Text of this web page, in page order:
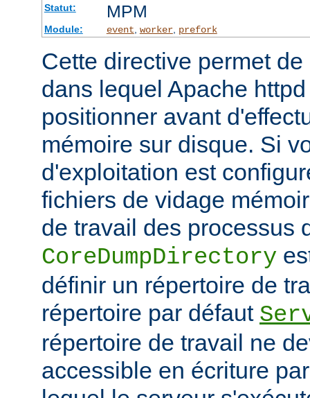
Statut: MPM
Module: event worker, prefork
Cette directive permet
dans lequel Apache
positionner avant
mémoire sur disque. Si
d'exploitation est
fichiers de vidage
de travail des processus
CoreDumpDirectory
définir un répertoire de
répertoire par défaut
répertoire de travail ne
accessible en écriture